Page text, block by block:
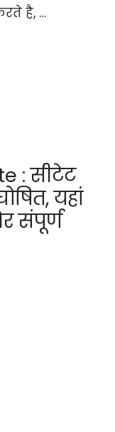
है, …
: सीटेट
यहां
संपूर्ण